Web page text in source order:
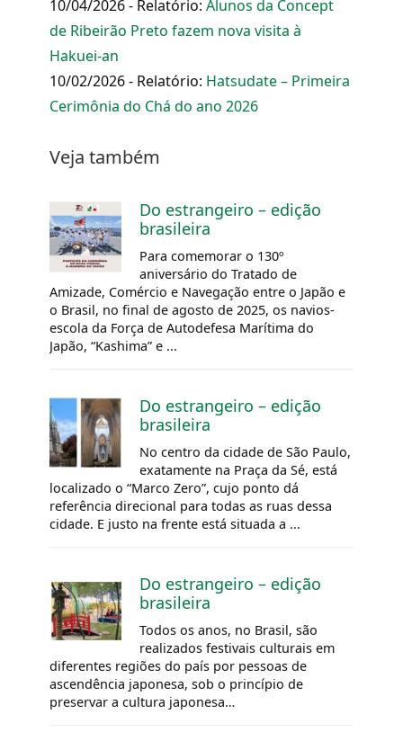
10/04/2026 - Relatório: Alunos da Concept
de Ribeirão Preto fazem nova visita à
Hakuei-an
10/02/2026 - Relatório: Hatsudate – Primeira
Cerimônia do Chá do ano 2026
Veja também
Do estrangeiro – edição
brasileira
Para comemorar o 130º
aniversário do Tratado de
Amizade, Comércio e Navegação entre o Japão e
o Brasil, no final de agosto de 2025, os navios-
escola da Força de Autodefesa Marítima do
Japão, “Kashima” e ...
Do estrangeiro – edição
brasileira
No centro da cidade de São Paulo,
exatamente na Praça da Sé, está
localizado o “Marco Zero”, cujo ponto dá
referência direcional para todas as ruas dessa
cidade. E justo na frente está situada a ...
Do estrangeiro – edição
brasileira
Todos os anos, no Brasil, são
realizados festivais culturais em
diferentes regiões do país por pessoas de
ascendência japonesa, sob o princípio de
preservar a cultura japonesa…